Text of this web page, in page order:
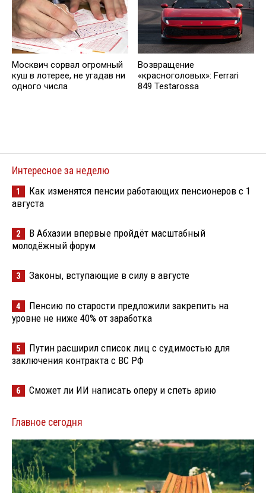
Москвич сорвал огромный
куш в лотерее, не угадав ни
одного числа
Возвращение
«красноголовых»: Ferrari
849 Testarossa
Интересное за неделю
1
Как изменятся пенсии работающих пенсионеров с 1
августа
2
В Абхазии впервые пройдёт масштабный
молодёжный форум
3 Законы, вступающие в силу в августе
4
Пенсию по старости предложили закрепить на
уровне не ниже 40% от заработка
5
Путин расширил список лиц с судимостью для
заключения контракта с ВС РФ
6 Сможет ли ИИ написать оперу и спеть арию
Главное сегодня